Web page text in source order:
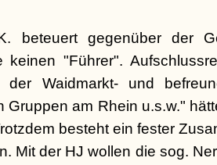
beteuert gegenüber der
keinen "Führer".
der Waidmarkt- und
Gruppen am Rhein u.s.w."
besteht ein fester
Mit der HJ wollen die sog.